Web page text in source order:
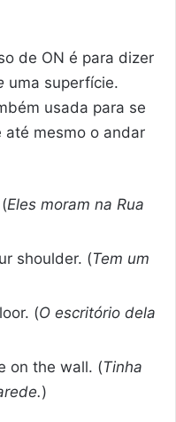
de ON é para dizer
uma superfície.
usada para se
até mesmo o andar
Eles moram na Rua
shoulder. (Tem um
(O escritório dela
on the wall. (Tinha
)